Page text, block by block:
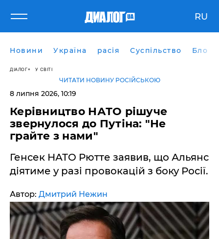
RU
Новини Україна расія Суспільство Блоги
ДІАЛОГ У СВІТІ
ЧИТАТИ НОВИНУ РОСІЙСЬКОЮ
8 липня 2026, 10:19
Керівництво НАТО рішуче
звернулося до Путіна: "Не
грайте з нами"
Генсек НАТО Рютте заявив, що Альянс
діятиме у разі провокацій з боку Росії.
Автор: Дмитрий Нежин